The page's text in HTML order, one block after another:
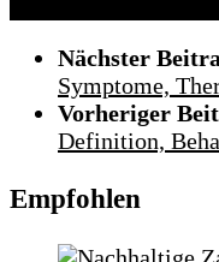
Nächster
Symptome,
Vorheriger
Definition,
Empfohlen